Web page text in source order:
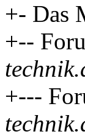
+- Das
+--
+---